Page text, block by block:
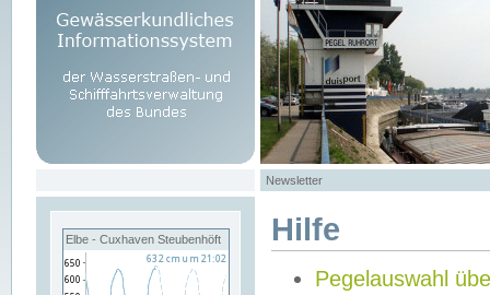
Newsletter
Elbe - Cuxhaven Steubenhöft Hilfe
Pegelauswahl